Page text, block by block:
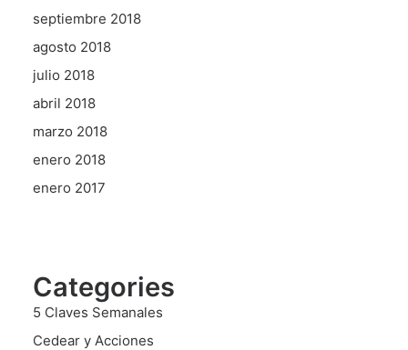
septiembre 2018
agosto 2018
julio 2018
abril 2018
marzo 2018
enero 2018
enero 2017
Categories
5 Claves Semanales
Cedear y Acciones